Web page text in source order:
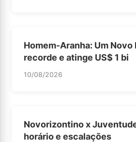
Homem-Aranha: Um Novo
recorde e atinge US$ 1 bi
10/08/2026
Novorizontino x
horário e escalações